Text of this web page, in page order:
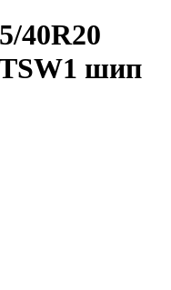
40R20
шип